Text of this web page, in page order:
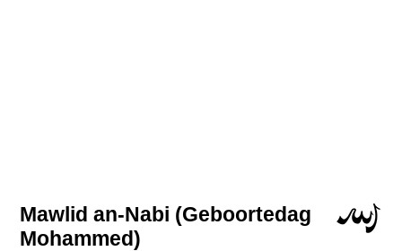
Mawlid an-Nabi (Geboortedag
Mohammed)